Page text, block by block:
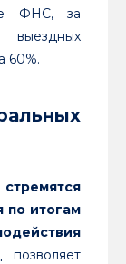
ФНС, за
60%.
по итогам